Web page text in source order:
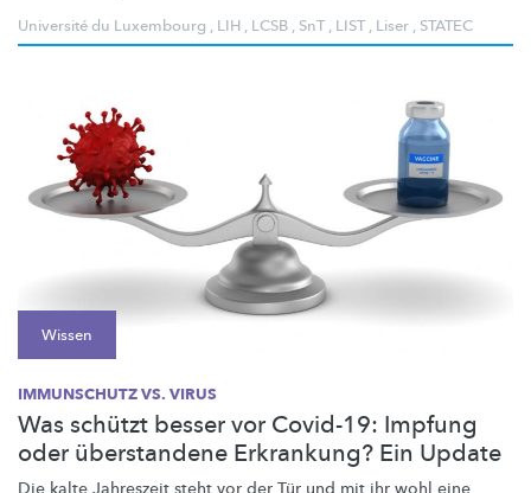
Université du Luxembourg , LIH , LCSB , SnT, LIST, Liser , STATEC
Wissen
IMMUNSCHUTZ VS. VIRUS
Was schützt besser vor Covid-19: Impfung
oder überstandene Erkrankung? Ein Update